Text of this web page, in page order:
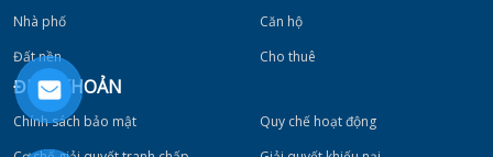
Nhà phố
Căn hộ
Đất nền
Cho thuê
ĐIỀU KHOẢN
Chính sách bảo mật
Quy chế hoạt động